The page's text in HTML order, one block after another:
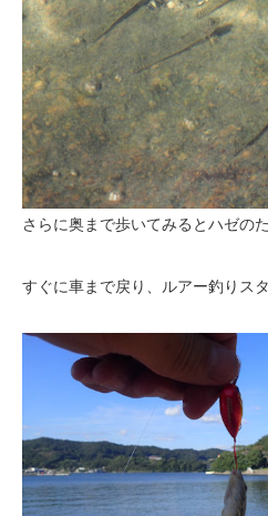
さらに奥まで歩いてみるとハゼの
すぐに車まで戻り、ルアー釣りスタ